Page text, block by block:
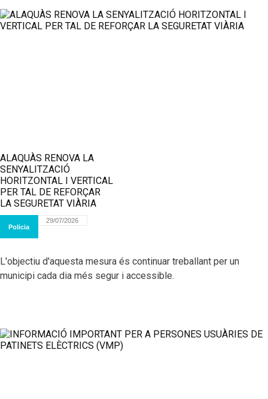
ALAQUÀS RENOVA LA
SENYALITZACIÓ
HORITZONTAL I VERTICAL
PER TAL DE REFORÇAR
LA SEGURETAT VIÀRIA
Policia
29/07/2026
L'objectiu d'aquesta mesura és continuar treballant per un
municipi cada dia més segur i accessible.